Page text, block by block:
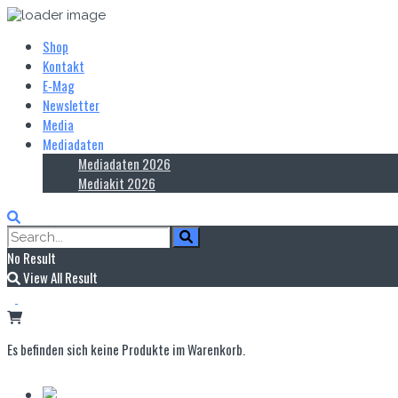
Shop
Kontakt
E‑Mag
Newsletter
Media
Mediadaten
Mediadaten 2026
Mediakit 2026
No Result
View All Result
Es befinden sich keine Produkte im Warenkorb.